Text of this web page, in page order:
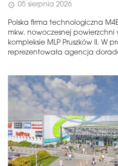
schedule 05 sierpnia 2026
Polska firma technologiczna
mkw. nowoczesnej
kompleksie MLP Pruszków II. W
reprezentowała agencja